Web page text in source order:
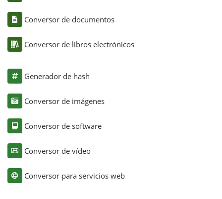
Conversor de documentos
Conversor de libros electrónicos
Generador de hash
Conversor de imágenes
Conversor de software
Conversor de vídeo
Conversor para servicios web